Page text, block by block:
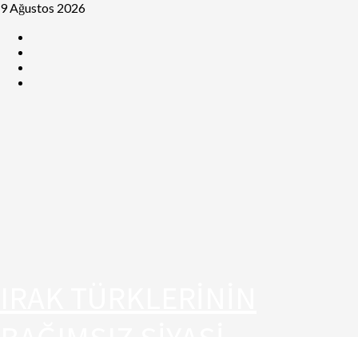
9 Ağustos 2026